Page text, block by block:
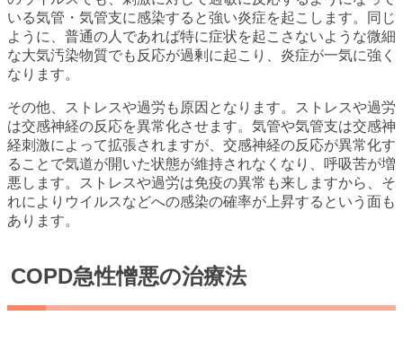
いる気管・気管支に感染すると強い炎症を起こします。同じ
ように、普通の人であれば特に症状を起こさないような微細
な大気汚染物質でも反応が過剰に起こり、炎症が一気に強く
なります。
その他、ストレスや過労も原因となります。ストレスや過労
は交感神経の反応を異常化させます。気管や気管支は交感神
経刺激によって拡張されますが、交感神経の反応が異常化す
ることで気道が開いた状態が維持されなくなり、呼吸苦が増
悪します。ストレスや過労は免疫の異常も来しますから、そ
れによりウイルスなどへの感染の確率が上昇するという面も
あります。
COPD急性憎悪の治療法